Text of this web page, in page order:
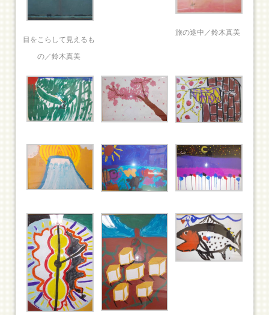
目をこらして見えるも
の／鈴木真美
旅の途中／鈴木真美